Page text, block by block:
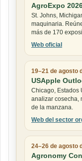
AgroExpo
St. Johns,
maquinaria.
más de 170
Web oficial
19–21 de agosto
USApple
Chicago, Estados
analizar cosecha,
de la manzana.
Web del sector
24–26 de agosto
Agronomy